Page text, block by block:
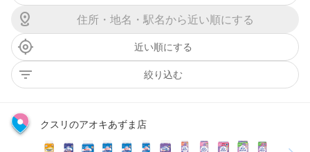
近い順にする
絞り込む
クスリのアオキあずま店